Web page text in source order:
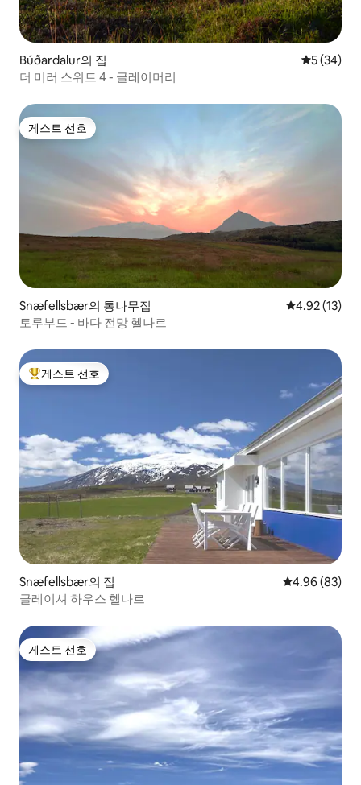
Búðardalur의 집 평점 5점(5
5 (34)
더 미러 스위트 4 - 글레이머리
게스트 선호
게스트 선호
Snæfellsbær의 통나무집 평점 4.92점
4.92 (13)
토루부드 - 바다 전망 헬나르
상위 게스트 선호
게스트 선호
Snæfellsbær의 집 평점 4.96점(5
4.96 (83)
글레이셔 하우스 헬나르
게스트 선호
게스트 선호